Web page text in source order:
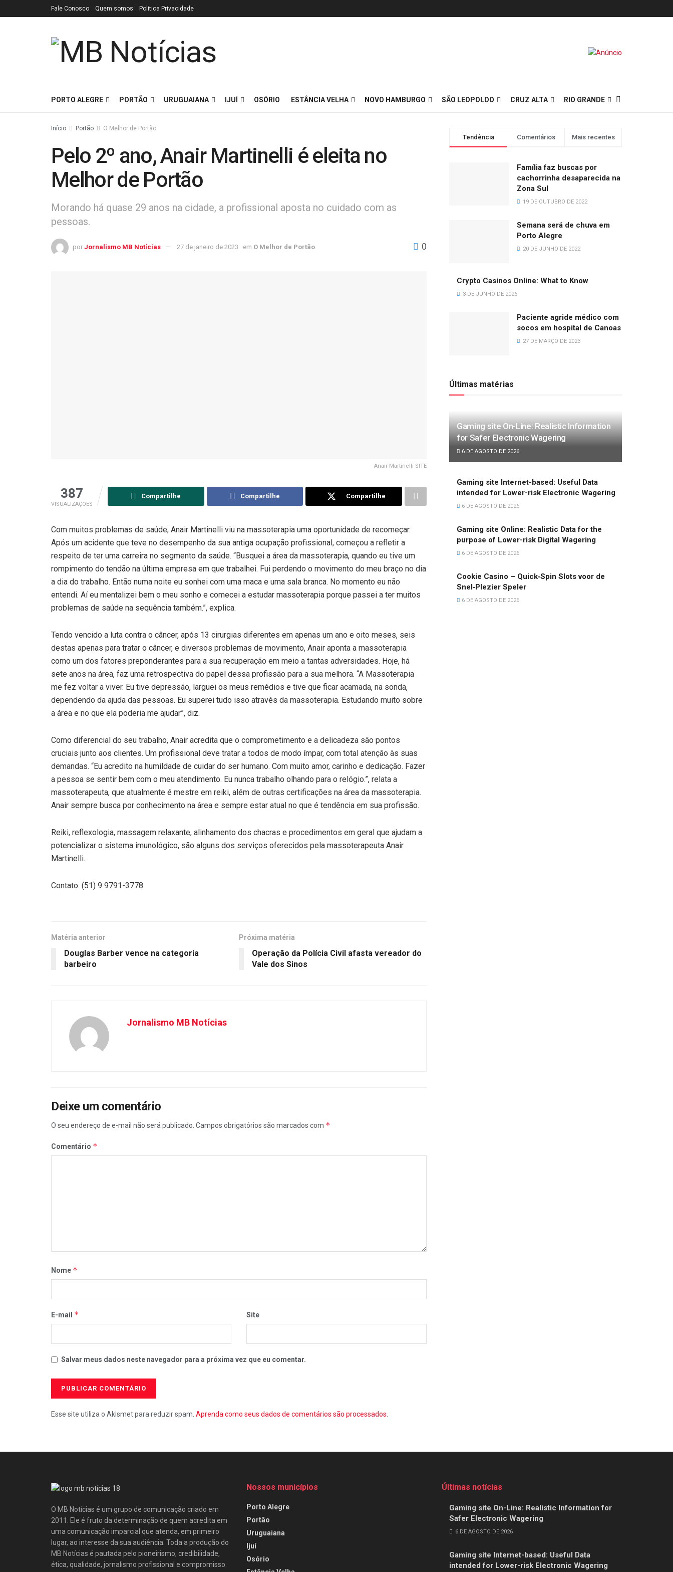
Fale Conosco Quem somos Politica Privacidade
PORTO ALEGRE PORTÃO URUGUAIANA IJUÍ OSÓRIO ESTÂNCIA VELHA NOVO HAMBURGO SÃO LEOPOLDO CRUZ ALTA RIO GRANDE
Início Portão O Melhor de Portão
Pelo 2º ano, Anair Martinelli é eleita no
Melhor de Portão
Morando há quase 29 anos na cidade, a profissional aposta no cuidado com as
pessoas.
por Jornalismo MB Notícias 27 de janeiro de 2023 em O Melhor de Portão 0
Anair Martinelli SITE
387
VISUALIZAÇÕES
Compartilhe Compartilhe Compartilhe
Com muitos problemas de saúde, Anair Martinelli viu na massoterapia uma oportunidade de recomeçar.
Após um acidente que teve no desempenho da sua antiga ocupação profissional, começou a refletir a
respeito de ter uma carreira no segmento da saúde. “Busquei a área da massoterapia, quando eu tive um
rompimento do tendão na última empresa em que trabalhei. Fui perdendo o movimento do meu braço no dia
a dia do trabalho. Então numa noite eu sonhei com uma maca e uma sala branca. No momento eu não
entendi. Aí eu mentalizei bem o meu sonho e comecei a estudar massoterapia porque passei a ter muitos
problemas de saúde na sequência também.”, explica.
Tendo vencido a luta contra o câncer, após 13 cirurgias diferentes em apenas um ano e oito meses, seis
destas apenas para tratar o câncer, e diversos problemas de movimento, Anair aponta a massoterapia
como um dos fatores preponderantes para a sua recuperação em meio a tantas adversidades. Hoje, há
sete anos na área, faz uma retrospectiva do papel dessa profissão para a sua melhora. “A Massoterapia
me fez voltar a viver. Eu tive depressão, larguei os meus remédios e tive que ficar acamada, na sonda,
dependendo da ajuda das pessoas. Eu superei tudo isso através da massoterapia. Estudando muito sobre
a área e no que ela poderia me ajudar”, diz.
Como diferencial do seu trabalho, Anair acredita que o comprometimento e a delicadeza são pontos
cruciais junto aos clientes. Um profissional deve tratar a todos de modo ímpar, com total atenção às suas
demandas. “Eu acredito na humildade de cuidar do ser humano. Com muito amor, carinho e dedicação. Fazer
a pessoa se sentir bem com o meu atendimento. Eu nunca trabalho olhando para o relógio.”, relata a
massoterapeuta, que atualmente é mestre em reiki, além de outras certificações na área da massoterapia.
Anair sempre busca por conhecimento na área e sempre estar atual no que é tendência em sua profissão.
Reiki, reflexologia, massagem relaxante, alinhamento dos chacras e procedimentos em geral que ajudam a
potencializar o sistema imunológico, são alguns dos serviços oferecidos pela massoterapeuta Anair
Martinelli.
Contato: (51) 9 9791-3778
Matéria anterior
Douglas Barber vence na categoria
barbeiro
Próxima matéria
Operação da Polícia Civil afasta vereador do
Vale dos Sinos
Jornalismo MB Notícias
Deixe um comentário
O seu endereço de e-mail não será publicado. Campos obrigatórios são marcados com *
Comentário *
Nome *
E-mail * Site
Salvar meus dados neste navegador para a próxima vez que eu comentar.
Esse site utiliza o Akismet para reduzir spam. Aprenda como seus dados de comentários são processados
Tendência Comentários Mais recentes
Família faz buscas por
cachorrinha desaparecida na
Zona Sul
19 DE OUTUBRO DE 2022
Semana será de chuva em
Porto Alegre
20 DE JUNHO DE 2022
Crypto Casinos Online: What to Know
3 DE JUNHO DE 2026
Paciente agride médico com
socos em hospital de Canoas
27 DE MARÇO DE 2023
Últimas matérias
Gaming site On-Line: Realistic Information
for Safer Electronic Wagering
6 DE AGOSTO DE 2026
Gaming site Internet-based: Useful Data
intended for Lower-risk Electronic Wagering
6 DE AGOSTO DE 2026
Gaming site Online: Realistic Data for the
purpose of Lower-risk Digital Wagering
6 DE AGOSTO DE 2026
Cookie Casino – Quick‑Spin Slots voor de
Snel‑Plezier Speler
6 DE AGOSTO DE 2026
O MB Notícias é um grupo de comunicação criado em
2011. Ele é fruto da determinação de quem acredita em
uma comunicação imparcial que atenda, em primeiro
lugar, ao interesse da sua audiência. Toda a produção do
MB Notícias é pautada pelo pioneirismo, credibilidade,
ética, qualidade, jornalismo profissional e compromisso.
Nossos municípios
Porto Alegre
Portão
Uruguaiana
Ijuí
Osório
Últimas notícias
Gaming site On-Line: Realistic Information for
Safer Electronic Wagering
6 DE AGOSTO DE 2026
Gaming site Internet-based: Useful Data
intended for Lower-risk Electronic Wagering